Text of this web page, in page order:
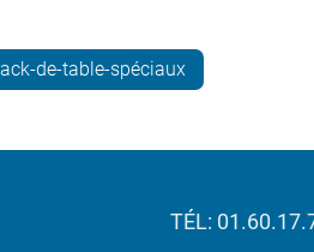
de-table-spéciaux
TÉL: